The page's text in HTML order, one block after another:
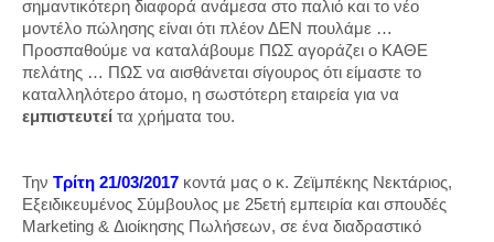
σημαντικότερη διαφορά ανάμεσα στο παλιό και το νέο
μοντέλο πώλησης είναι ότι πλέον ΔΕΝ πουλάμε …
Προσπαθούμε να καταλάβουμε ΠΩΣ αγοράζει ο ΚΑΘΕ
πελάτης … ΠΩΣ να αισθάνεται σίγουρος ότι είμαστε το
καταλληλότερο άτομο, η σωστότερη εταιρεία για να
εμπιστευτεί τα χρήματα του.
Την Τρίτη 21/03/2017 κοντά μας ο κ. Ζεϊμπέκης Νεκτάριος,
Εξειδικευμένος Σύμβουλος με 25ετή εμπειρία και σπουδές
Marketing & Διοίκησης Πωλήσεων, σε ένα διαδραστικό